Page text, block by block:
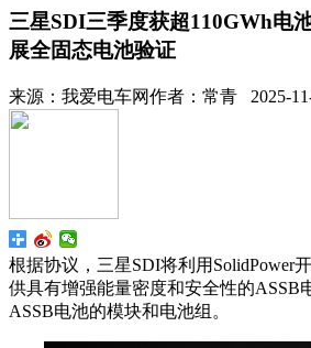
三星SDI三季度获超110GWh电
展全固态电池验证
来源： 我爱电车网作者： 常青 2025-
根据协议，三星SDI将利用SolidPower
供具有增强能量密度和安全性的ASSB
ASSB电池的模块和电池组。